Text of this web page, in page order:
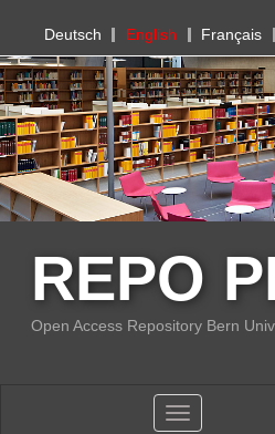
PHBern
Deutsch English Français
REPO
Open Access Repository Bern
Toggle